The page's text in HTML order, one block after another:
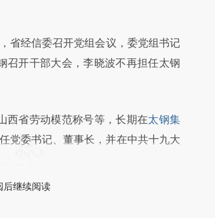
经信委召开党组会议，委党组书记
召开干部大会，李晓波不再担任太钢
省劳动模范称号等，长期在太钢集
党委书记、董事长，并在中共十九大
后继续阅读